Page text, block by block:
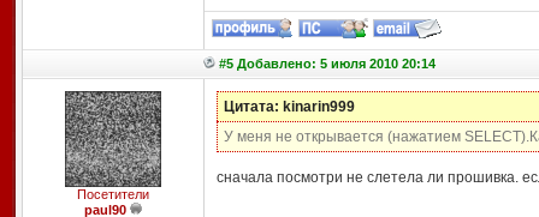
#5 Добавлено: 5 июля 2010 20:14
Посетители
paul90
Цитата: kinarin999
У меня не открывается (нажатием
сначала посмотри не слетела ли прошивка.